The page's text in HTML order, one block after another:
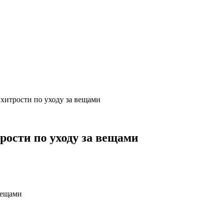
по уходу за вещами
по уходу за вещами